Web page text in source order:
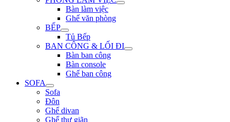
Bàn làm việc
Ghế văn phòng
BẾP
Tủ Bếp
BAN CÔNG & LỐI ĐI
Bàn ban công
Bàn console
Ghế ban công
SOFA
Sofa
Đôn
Ghế divan
Ghế thư giãn